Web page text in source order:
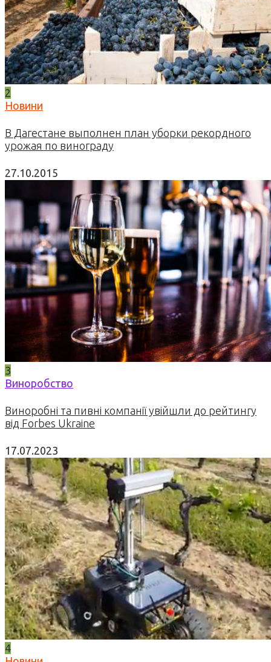
2
Новини
В Дагестане выполнен план уборки рекордного
урожая по винограду
27.10.2015
3
Виноробство
Виноробні та пивні компанії увійшли до рейтингу
від Forbes Ukraine
17.07.2023
4